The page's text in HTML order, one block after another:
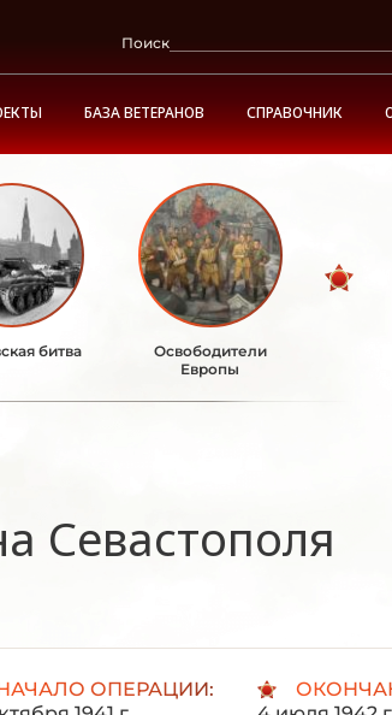
Поиск
БАЗА ВЕТЕРАНОВ СПРАВОЧНИК
битва
Освободители
Европы
Севастополя
ОПЕРАЦИИ: